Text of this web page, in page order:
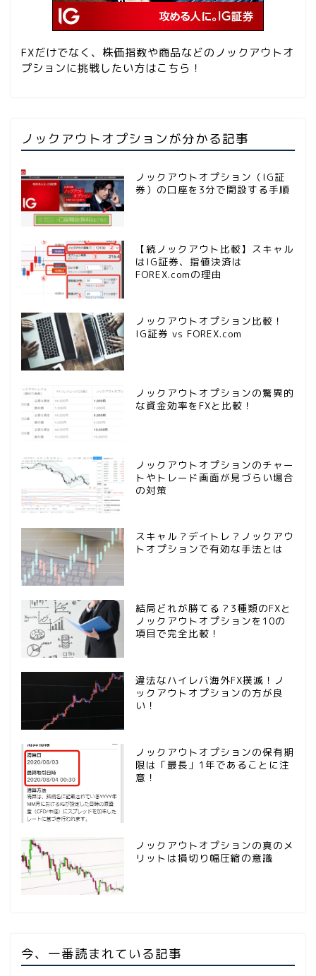
FXだけでなく、株価指数や商品などのノックアウトオ
プションに挑戦したい方はこちら！
ノックアウトオプションが分かる記事
ノックアウトオプション（IG証
券）の口座を3分で開設する手順
【続ノックアウト比較】スキャル
はIG証券、指値決済は
FOREX.comの理由
ノックアウトオプション比較！
IG証券 vs FOREX.com
ノックアウトオプションの驚異的
な資金効率をFXと比較！
ノックアウトオプションのチャー
トやトレード画面が見づらい場合
の対策
スキャル？デイトレ？ノックアウ
トオプションで有効な手法とは
結局どれが勝てる？3種類のFXと
ノックアウトオプションを10の
項目で完全比較！
違法なハイレバ海外FX撲滅！ノ
ックアウトオプションの方が良
い！
ノックアウトオプションの保有期
限は「最長」1年であることに注
意！
ノックアウトオプションの真のメ
リットは損切り幅圧縮の意識
今、一番読まれている記事